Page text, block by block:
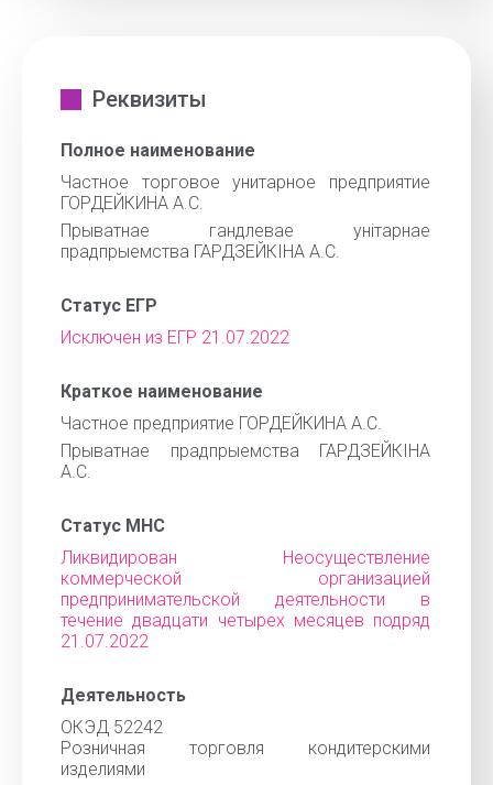
Реквизиты
Полное наименование
Частное торговое унитарное предприятие
ГОРДЕЙКИНА А.С.
Прыватнае гандлевае унiтарнае
прадпрыемства ГАРДЗЕЙКIНА А.С.
Статус ЕГР
Исключен из ЕГР 21.07.2022
Краткое наименование
Частное предприятие ГОРДЕЙКИНА А.С.
Прыватнае прадпрыемства ГАРДЗЕЙКIНА
А.С.
Статус МНС
Ликвидирован Неосуществление
коммерческой организацией
предпринимательской деятельности в
течение двадцати четырех месяцев подряд
21.07.2022
Деятельность
ОКЭД 52242
Розничная торговля кондитерскими
изделиями